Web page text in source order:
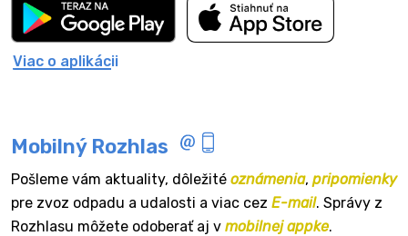
Viac o aplikácii
Mobilný Rozhlas
Pošleme vám aktuality, dôležité oznámenia, pripomienky
pre zvoz odpadu a udalosti a viac cez E-mail. Správy z
Rozhlasu môžete odoberať aj v mobilnej appke.